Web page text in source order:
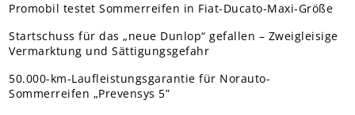
Promobil testet Sommerreifen in Fiat-Ducato-Maxi-Größe
Startschuss für das „neue Dunlop“ gefallen – Zweigleisige
Vermarktung und Sättigungsgefahr
50.000-km-Laufleistungsgarantie für Norauto-
Sommerreifen „Prevensys 5”